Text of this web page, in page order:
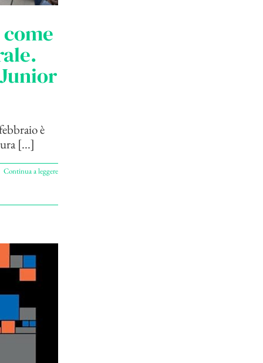
è
[...]
Continua a leggere